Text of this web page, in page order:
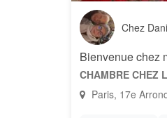
Chez
Bienvenue chez
CHAMBRE CHEZ
Paris, 17e